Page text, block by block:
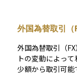
うな低金利環境で
択肢となることがあります。 一方で
の変動によって価
とえば、外貨ベ
外国為替取引（
外国為替取引（
トの変動によっ
少額から取引可